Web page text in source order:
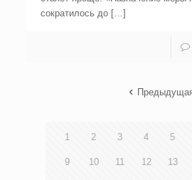
сократилось до […]
1 2 3 4 5
9 10 11 12 13